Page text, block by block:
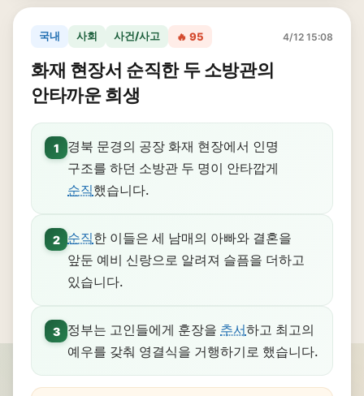
국내 사회 사건/사고 🔥 95 4/12 15:08
화재 현장서 순직한 두 소방관의
안타까운 희생
1
경북 문경의 공장 화재 현장에서 인명
구조를 하던 소방관 두 명이 안타깝게
순직했습니다.
2 순직한 이들은 세 남매의 아빠와 결혼을
앞둔 예비 신랑으로 알려져 슬픔을 더하고
있습니다.
3 정부는 고인들에게 훈장을 추서하고 최고의
예우를 갖춰 영결식을 거행하기로 했습니다.